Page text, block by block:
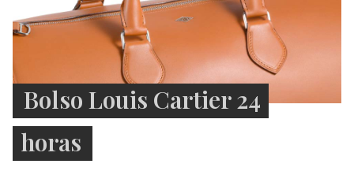
Bolso Louis Cartier 24
horas